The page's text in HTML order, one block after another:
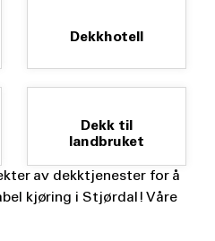
Dekkhotell
Dekk til
landbruket
av dekktjenester for å
kjøring i Stjørdal! Våre